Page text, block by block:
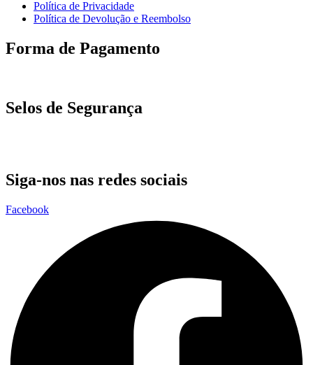
Política de Privacidade
Política de Devolução e Reembolso
Forma de Pagamento
Selos de Segurança
Siga-nos nas redes sociais
Facebook